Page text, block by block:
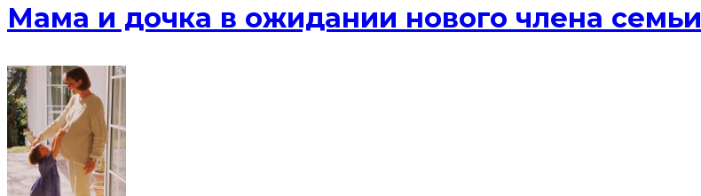
Мама и дочка в ожидании нового члена семьи